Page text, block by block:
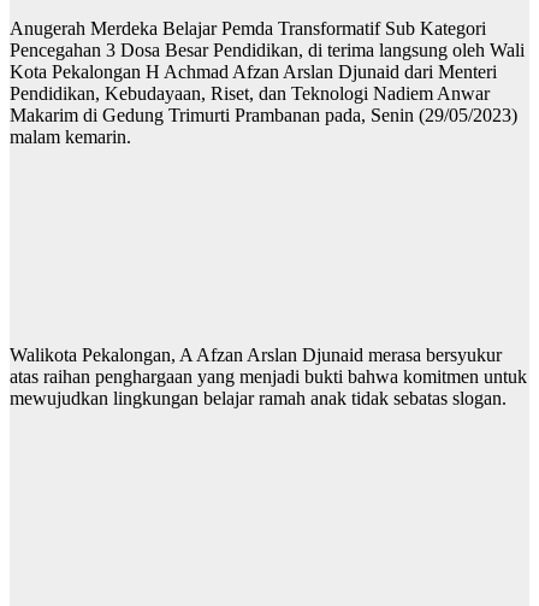
Anugerah Merdeka Belajar Pemda Transformatif Sub Kategori
Pencegahan 3 Dosa Besar Pendidikan, di terima langsung oleh Wali
Kota Pekalongan H Achmad Afzan Arslan Djunaid dari Menteri
Pendidikan, Kebudayaan, Riset, dan Teknologi Nadiem Anwar
Makarim di Gedung Trimurti Prambanan pada, Senin (29/05/2023)
malam kemarin.
Walikota Pekalongan, A Afzan Arslan Djunaid merasa bersyukur
atas raihan penghargaan yang menjadi bukti bahwa komitmen untuk
mewujudkan lingkungan belajar ramah anak tidak sebatas slogan.